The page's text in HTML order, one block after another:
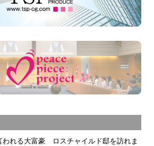
われる大富豪 ロスチャイルド邸を訪れま